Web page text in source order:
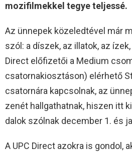
mozifilmekkel tegye teljessé.
Az ünnepek közeledtével már
szól: a díszek, az illatok, az ízek,
Direct előfizetői a Medium
csatornakiosztáson) elérhető
csatornára kapcsolnak, az
zenét hallgathatnak, hiszen itt
dalok szólnak december 1. és
A UPC Direct azokra is gondol,